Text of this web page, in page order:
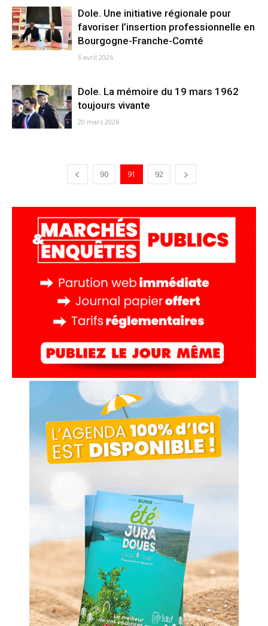
Dole. Une initiative régionale pour
favoriser l’insertion professionnelle en
Bourgogne-Franche-Comté
6 avril 2026
Dole. La mémoire du 19 mars 1962
toujours vivante
20 mars 2026
90 91 92